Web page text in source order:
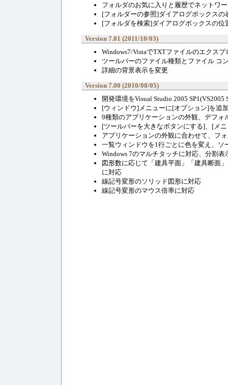
フォルダのお気に入りと履歴でネットワ
[フォルダーの参照]ダイアログボックスの
[フォルダを検索]ダイアログボックスの
Version 7.01 (2011/10/03)
Windows7/VistaでTXTファイルのエクス
ツールバーのファイル種類とファイル コ
詳細の背景表示を変更
Version 7.00 (2010/08/05)
開発環境をVisual Studio 2005 SP1(VS2005
[ウィンドウ]メニューに[オプション]を追
9種類のアプリケーションの外観、デフォ
[ツールバーを大きなボタンにする]、[メ
アプリケーションの外観に合わせて、フ
一覧ウィンドウを1行ごとに色を変え、ソ
Windows 7のマルチタッチに対応、分割
図形数に応じて「建具平面」「建具断面
に対応
線記号変形のソリッド図形に対応
線記号変形のマウス倍率に対応